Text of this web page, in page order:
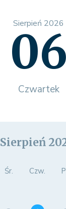
Sierpień 2026
06
Czwartek
Sierpień
Śr. Czw.